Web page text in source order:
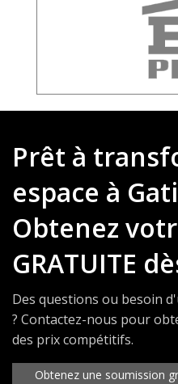
Prêt à
espace à
Obtenez
GRATUITE
Des questions ou besoin
? Contactez-nous pour
des prix compétitifs.
Obtenez une soumission